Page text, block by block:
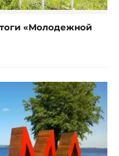
«Молодежной